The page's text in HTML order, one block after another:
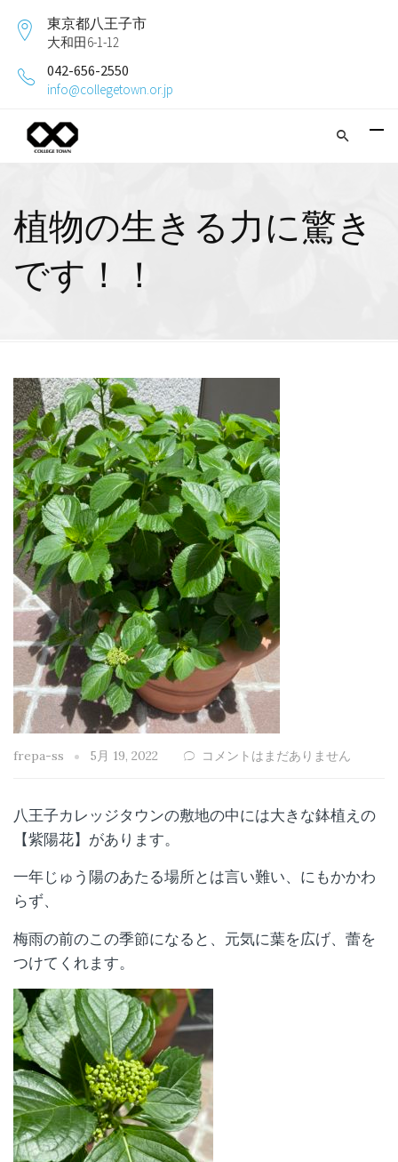
東京都八王子市
大和田6-1-12
042-656-2550
info@collegetown.or.jp
植物の生きる力に驚き
です！！
frepa-ss 5月 19, 2022 コメントはまだありません
八王子カレッジタウンの敷地の中には大きな鉢植えの
【紫陽花】があります。
一年じゅう陽のあたる場所とは言い難い、にもかかわ
らず、
梅雨の前のこの季節になると、元気に葉を広げ、蕾を
つけてくれます。